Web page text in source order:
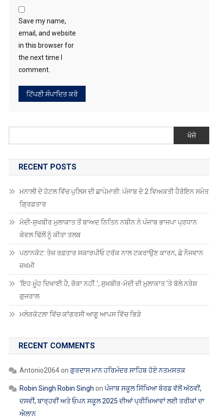
Save my name,
email, and website
in this browser for
the next time I
comment.
ਖੋਜੋ
RECENT POSTS
ਮਨਾਲੀ ਦੇ ਹੋਟਲ ਵਿੱਚ ਪੁਲਿਸ ਦੀ ਛਾਪੇਮਾਰੀ: ਪੰਜਾਬ ਦੇ 2 ਵਿਅਕਤੀ ਹੈਰੋਇਨ ਸਮੇਤ
ਗ੍ਰਿਫ਼ਤਾਰ
ਮੋਦੀ-ਸੁਖਬੀਰ ਮੁਲਾਕਾਤ ਤੋਂ ਬਾਅਦ ਨਿਤਿਨ ਨਬੀਨ ਨੇ ਪੰਜਾਬ ਭਾਜਪਾ ਪ੍ਰਧਾਨ
ਕੇਵਲ ਢਿੱਲੋਂ ਨੂੰ ਕੀਤਾ ਤਲਬ
ਪਠਾਨਕੋਟ: ਤੇਜ਼ ਰਫ਼ਤਾਰ ਸਕਾਰਪੀਓ ਟਰੱਕ ਨਾਲ ਟਕਰਾਉਣ ਕਾਰਨ, ਛੇ ਨੌਜਵਾਨ
ਜ਼ਖਮੀ
‘ਇਹ ਮੂੰਹ ਦਿਖਾਈ ਹੈ, ਰੋਕਾ ਨਹੀਂ..’; ਸੁਖਬੀਰ-ਮੋਦੀ ਦੀ ਮੁਲਾਕਾਤ ’ਤੇ ਬੋਲੇ ਨਰੇਸ਼
ਗੁਜਰਾਲ
ਮਲੇਰਕੋਟਲਾ ਵਿੱਚ ਕਾਂਗਰਸੀ ਆਗੂ ਆਪਸ ਵਿੱਚ ਭਿੜੇ
RECENT COMMENTS
Antonio2064on ਗੁਰਦਾਸ ਮਾਨ ਹਰਿਮੰਦਰ ਸਾਹਿਬ ਹੋਏ ਨਤਮਸਤਕ
Robin Singh Robin Singh onਪੰਜਾਬ ਸਕੂਲ ਸਿੱਖਿਆ ਬੋਰਡ ਵੱਲੋਂ ਅੱਠਵੀਂ,
ਦਸਵੀਂ, ਬਾਰ੍ਹਵੀਂ ਅਤੇ ਓਪਨ ਸਕੂਲ 2025 ਦੀਆਂ ਪ੍ਰੀਖਿਆਵਾਂ ਲਈ ਤਰੀਕਾਂ ਦਾ
ਐਲਾਨ